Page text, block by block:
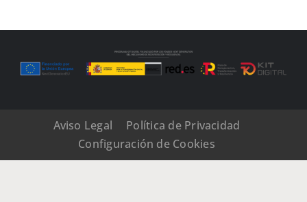
real,
solo
el
Aviso Legal
Política de Privacidad
Configuración de Cookies